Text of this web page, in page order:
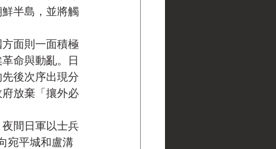
半島，並將觸
面則一面積極
命與動亂。日
後次序出現分
放棄「攘外必
間日軍以士兵
宛平城和盧溝